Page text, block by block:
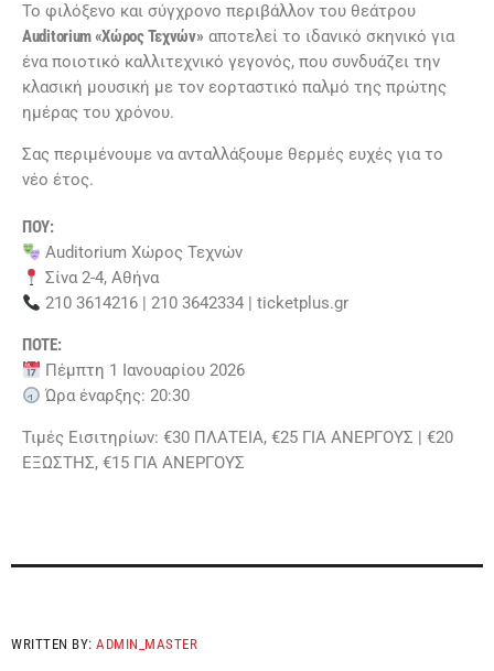
Το φιλόξενο και σύγχρονο περιβάλλον του θεάτρου
Auditorium «Χώρος Τεχνών» αποτελεί το ιδανικό σκηνικό για
ένα ποιοτικό καλλιτεχνικό γεγονός, που συνδυάζει την
κλασική μουσική με τον εορταστικό παλμό της πρώτης
ημέρας του χρόνου.
Σας περιμένουμε να ανταλλάξουμε θερμές ευχές για το
νέο έτος.
ΠΟΥ:
Auditorium Χώρος Τεχνών
Σίνα 2-4, Αθήνα
210 3614216 | 210 3642334 | ticketplus.gr
ΠΟΤΕ:
Πέμπτη 1 Ιανουαρίου 2026
Ώρα έναρξης: 20:30
Τιμές Εισιτηρίων: €30 ΠΛΑΤΕΙΑ, €25 ΓΙΑ ΑΝΕΡΓΟΥΣ | €20
ΕΞΩΣΤΗΣ, €15 ΓΙΑ ΑΝΕΡΓΟΥΣ
WRITTEN BY:ADMIN_MASTER